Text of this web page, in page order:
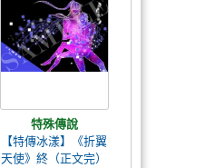
特殊傳說
【特傳冰漾】《折翼
天使》終（正文完）